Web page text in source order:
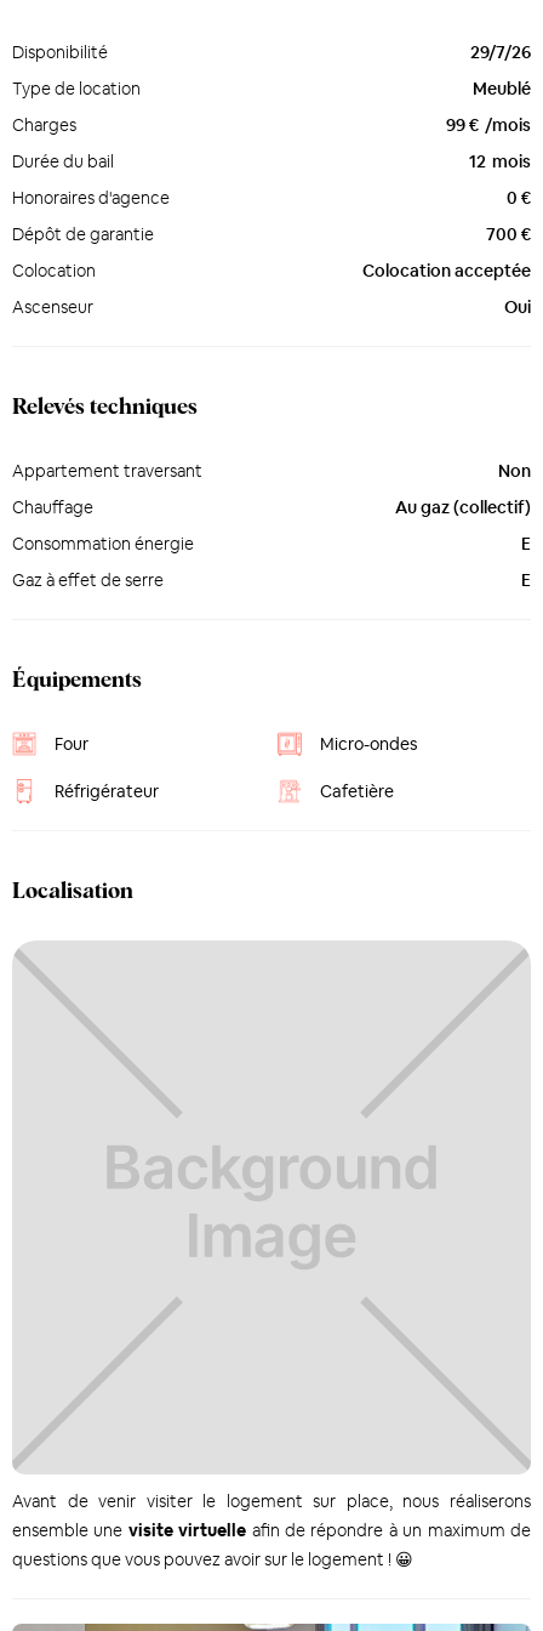
Disponibilité
29/7/26
Type de location
Meublé
Charges
99 € /mois
Durée du bail
12 mois
Honoraires d'agence
0 €
Dépôt de garantie
700 €
Colocation
Colocation acceptée
Ascenseur
Oui
Relevés techniques
Appartement traversant
Non
Chauffage
Au gaz (collectif)
Consommation énergie
E
Gaz à effet de serre
E
Équipements
Four Micro-ondes
Réfrigérateur Cafetière
Localisation
Avant de venir visiter le logement sur place, nous réaliserons
ensemble une visite virtuelle afin de répondre à un maximum de
questions que vous pouvez avoir sur le logement ! 😀